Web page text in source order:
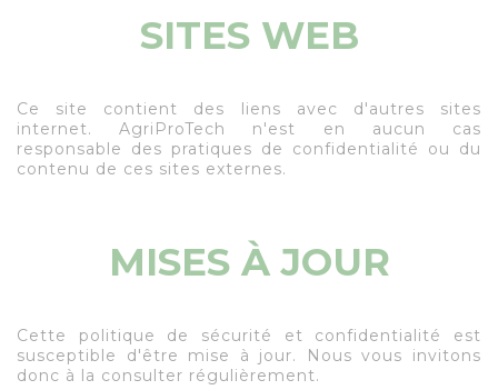
SITES WEB
Ce site contient des liens avec d'autres sites
internet. AgriProTech n'est en aucun cas
responsable des pratiques de confidentialité ou du
contenu de ces sites externes.
MISES À JOUR
Cette politique de sécurité et confidentialité est
susceptible d'être mise à jour. Nous vous invitons
donc à la consulter régulièrement.